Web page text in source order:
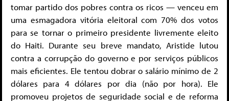
tomar partido dos pobres contra os ricos — venceu em
uma esmagadora vitória eleitoral com 70% dos votos
para se tornar o primeiro presidente livremente eleito
do Haiti. Durante seu breve mandato, Aristide lutou
contra a corrupção do governo e por serviços públicos
mais eficientes. Ele tentou dobrar o salário mínimo de 2
dólares para 4 dólares por dia (não por hora). Ele
promoveu projetos de seguridade social e de reforma